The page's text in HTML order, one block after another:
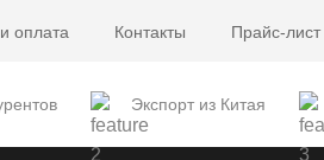
оплата Контакты Прайс-лист
Экспорт из Китая